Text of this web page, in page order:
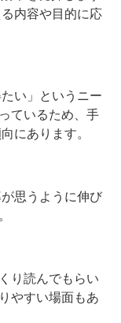
内容や目的に応
い」というニー
ているため、手
にあります。
思うように伸び
り読んでもらい
やすい場面もあ